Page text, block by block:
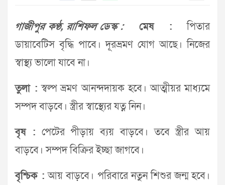
গাজীপুর কণ্ঠ, রাশিফল ডেস্ক :মেষ : পিতার
ডায়াবেটিস বৃদ্ধি পাবে। দূরভ্রমণ যোগ আছে। নিজের
স্বাস্থ্য ভালো যাবে না।
তুলা : স্বল্প ভ্রমণ আনন্দদায়ক হবে। আত্মীয়র মাধ্যমে
সম্পদ বাড়বে। স্ত্রীর স্বাস্থ্যের যত্ন নিন।
বৃষ : পেটের পীড়ায় ব্যয় বাড়বে। তবে স্ত্রীর আয়
বাড়বে। সম্পদ বিক্রির ইচ্ছা জাগবে।
বৃশ্চিক : আয় বাড়বে। পরিবারে নতুন শিশুর জন্ম হবে।